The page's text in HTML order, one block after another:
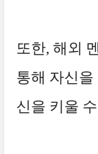
또한, 해외
통해 자신
신을 키울